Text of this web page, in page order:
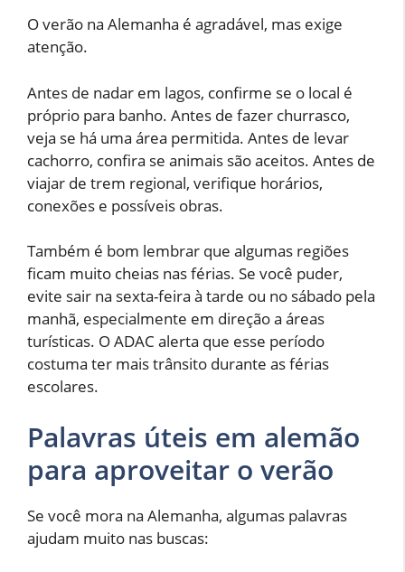
O verão na Alemanha é agradável, mas exige
atenção.
Antes de nadar em lagos, confirme se o local é
próprio para banho. Antes de fazer churrasco,
veja se há uma área permitida. Antes de levar
cachorro, confira se animais são aceitos. Antes de
viajar de trem regional, verifique horários,
conexões e possíveis obras.
Também é bom lembrar que algumas regiões
ficam muito cheias nas férias. Se você puder,
evite sair na sexta-feira à tarde ou no sábado pela
manhã, especialmente em direção a áreas
turísticas. O ADAC alerta que esse período
costuma ter mais trânsito durante as férias
escolares.
Palavras úteis em alemão
para aproveitar o verão
Se você mora na Alemanha, algumas palavras
ajudam muito nas buscas: